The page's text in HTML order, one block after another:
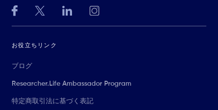
お役立ちリンク
ブログ
Researcher.Life Ambassador Program
特定商取引法に基づく表記